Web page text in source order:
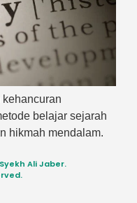
belajar sejarah
hikmah mendalam.
Ali Jaber.